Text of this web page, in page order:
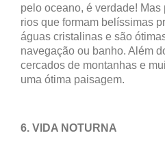
pelo oceano, é verdade!
rios que formam belíssimas
águas cristalinas e são
navegação ou banho. Além
cercados de montanhas e
uma ótima paisagem.
6. VIDA NOTURNA